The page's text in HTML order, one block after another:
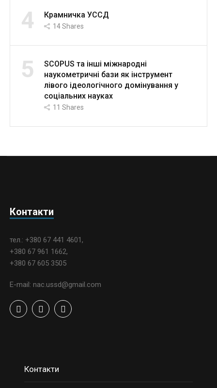
4 Крамничка УССД
14Shares
5
SCOPUS та інші міжнародні
наукометричні бази як інструмент
лівого ідеологічного домінування у
соціальних науках
11 Shares
Контакти
тел.: +380 67 441 4601,
+380 67 961 1662,
+380 67 605 3505
E-mail: nac.ussd@gmail.com
Контакти